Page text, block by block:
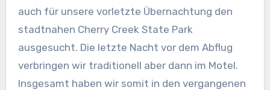
auch für unsere vorletzte Übernachtung den
stadtnahen Cherry Creek State Park
ausgesucht. Die letzte Nacht vor dem Abflug
verbringen wir traditionell aber dann im Motel.
Insgesamt haben wir somit in den vergangenen